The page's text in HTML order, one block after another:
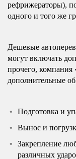
рефрижераторы),
одного и того же
Дешевые
могут включать
прочего, компания
дополнительные
Подготовка и
Вынос и
Закрепление
различных